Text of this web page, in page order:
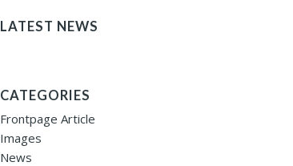
LATEST NEWS
CATEGORIES
Frontpage Article
Images
News